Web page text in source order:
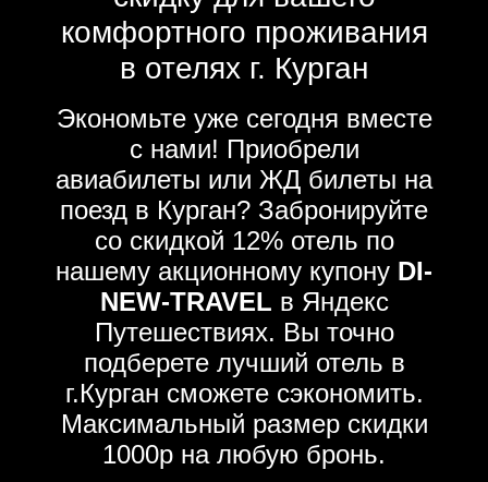
комфортного проживания
в отелях г. Курган
Экономьте уже сегодня вместе
с нами! Приобрели
авиабилеты или ЖД билеты на
поезд в Курган? Забронируйте
со скидкой 12% отель по
нашему акционному купону DI-
NEW-TRAVEL в Яндекс
Путешествиях. Вы точно
подберете лучший отель в
г.Курган сможете сэкономить.
Максимальный размер скидки
1000р на любую бронь.